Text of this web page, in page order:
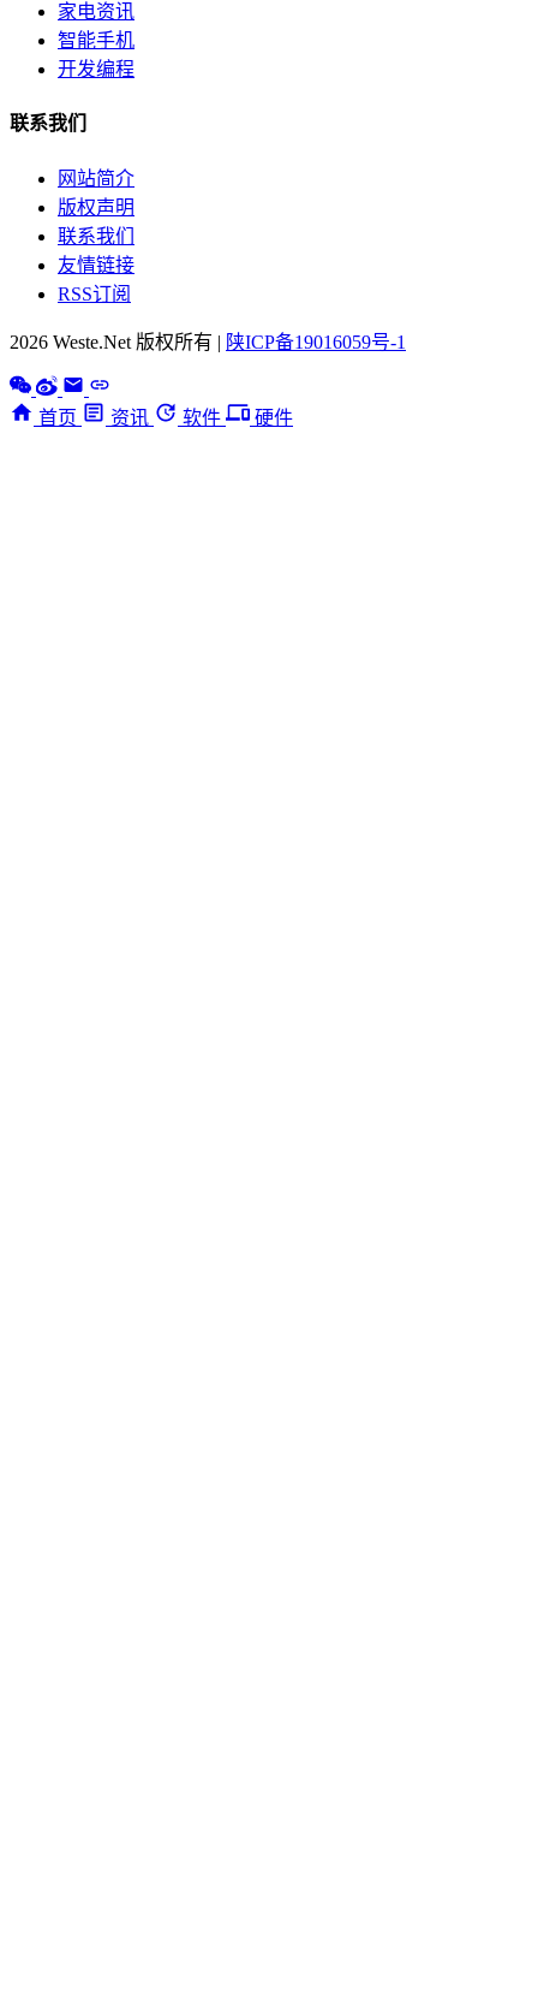
家电资讯
智能手机
开发编程
联系我们
网站简介
版权声明
联系我们
友情链接
RSS订阅
2026 Weste.Net 版权所有 | 陕ICP备19016059号-1
首页 资讯 软件 硬件